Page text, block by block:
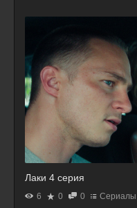
Лаки 4 серия
6 0 0 Сериалы